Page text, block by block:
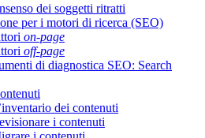
dei soggetti ritratti
per i motori di ricerca (SEO)
on-page
off-page
di diagnostica SEO: Search
dei contenuti
i contenuti